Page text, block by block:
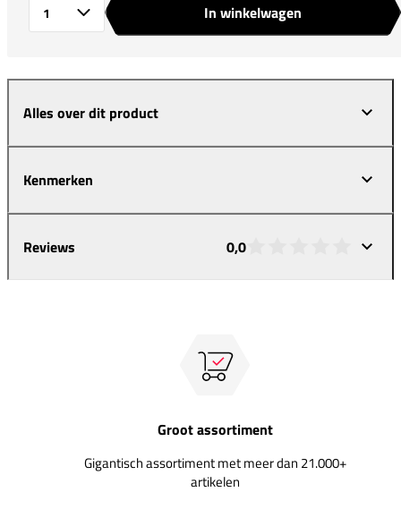
In winkelwagen
Alles over dit product
Kenmerken
Reviews 0,0
Groot assortiment
Gigantisch assortiment met meer dan 21.000+
artikelen